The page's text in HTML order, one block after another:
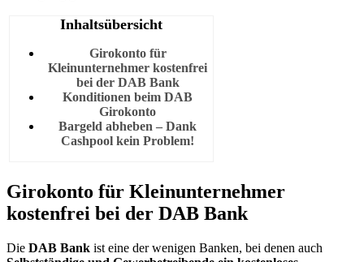
Inhaltsübersicht
Girokonto für
Kleinunternehmer kostenfrei
bei der DAB Bank
Konditionen beim DAB
Girokonto
Bargeld abheben – Dank
Cashpool kein Problem!
Girokonto für Kleinunternehmer
kostenfrei bei der DAB Bank
Die DAB Bank ist eine der wenigen Banken, bei denen auch